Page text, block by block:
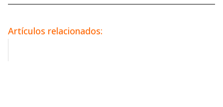
Artículos relacionados: